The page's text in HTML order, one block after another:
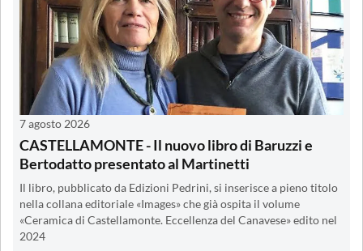
7 agosto 2026
CASTELLAMONTE - Il nuovo libro di Baruzzi e
Bertodatto presentato al Martinetti
Il libro, pubblicato da Edizioni Pedrini, si inserisce a pieno titolo
nella collana editoriale «Images» che già ospita il volume
«Ceramica di Castellamonte. Eccellenza del Canavese» edito nel
2024